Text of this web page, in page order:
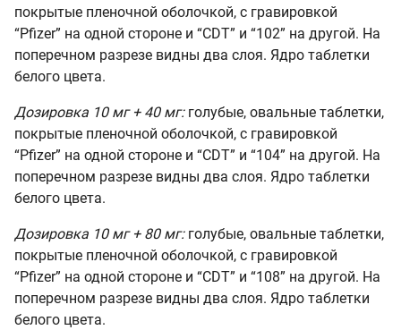
покрытые пленочной оболочкой, с гравировкой
“Pfizer” на одной стороне и “CDT” и “102” на другой. На
поперечном разрезе видны два слоя. Ядро таблетки
белого цвета.
Дозировка 10 мг + 40 мг:голубые, овальные таблетки,
покрытые пленочной оболочкой, с гравировкой
“Pfizer” на одной стороне и “CDT” и “104” на другой. На
поперечном разрезе видны два слоя. Ядро таблетки
белого цвета.
Дозировка 10 мг + 80 мг:голубые, овальные таблетки,
покрытые пленочной оболочкой, с гравировкой
“Pfizer” на одной стороне и “CDT” и “108” на другой. На
поперечном разрезе видны два слоя. Ядро таблетки
белого цвета.